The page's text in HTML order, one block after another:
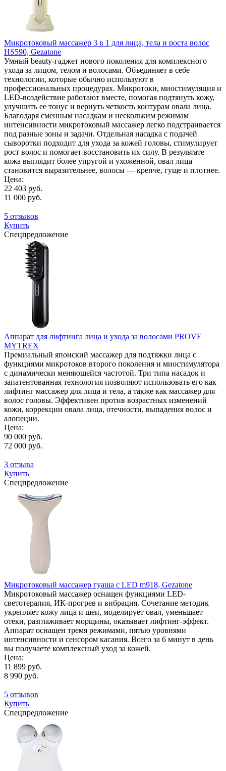
Микротоковый массажер 3 в 1 для лица, тела и роста волос
HS590, Gezatone
Умный beauty-гаджет нового поколения для комплексного
ухода за лицом, телом и волосами. Объединяет в себе
технологии, которые обычно используют в
профессиональных процедурах. Микротоки, миостимуляция и
LED-воздействие работают вместе, помогая подтянуть кожу,
улучшить ее тонус и вернуть четкость контурам овала лица.
Благодаря сменным насадкам и нескольким режимам
интенсивности микротоковый массажер легко подстраивается
под разные зоны и задачи. Отдельная насадка с подачей
сыворотки подходит для ухода за кожей головы, стимулирует
рост волос и помогает восстановить их силу. В результате
кожа выглядит более упругой и ухоженной, овал лица
становится выразительнее, волосы — крепче, гуще и плотнее.
Цена:
22 403 руб.
11 000 руб.
5 отзывов
Купить
Спецпредложение
Аппарат для лифтинга лица и ухода за волосами PROVE
MYTREX
Премиальный японский массажер для подтяжки лица с
функциями микротоков второго поколения и миостимулятора
с динамически меняющейся частотой. Три типа насадок и
запатентованная технология позволяют использовать его как
лифтинг массажер для лица и тела, а также как массажер для
волос головы. Эффективен против возрастных изменений
кожи, коррекции овала лица, отечности, выпадения волос и
алопеции.
Цена:
90 000 руб.
72 000 руб.
3 отзыва
Купить
Спецпредложение
Микротоковый массажер гуаша с LED m918, Gezatone
Микротоковый массажер оснащен функциями LED-
светотерапия, ИК-прогрев и вибрация. Сочетание методик
укрепляет кожу лица и шеи, моделирует овал, уменьшает
отеки, разглаживает морщины, оказывает лифтинг-эффект.
Аппарат оснащен тремя режимами, пятью уровнями
интенсивности и сенсором касания. Всего за 6 минут в день
вы получаете комплексный уход за кожей.
Цена:
11 899 руб.
8 990 руб.
5 отзывов
Купить
Спецпредложение